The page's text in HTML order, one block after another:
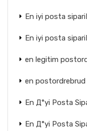
En iyi posta
En iyi posta
en legitim
en postordrebrud
En Д°yi Posta
En Д°yi Posta